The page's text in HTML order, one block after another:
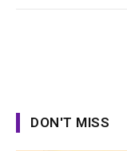
DON'T MISS